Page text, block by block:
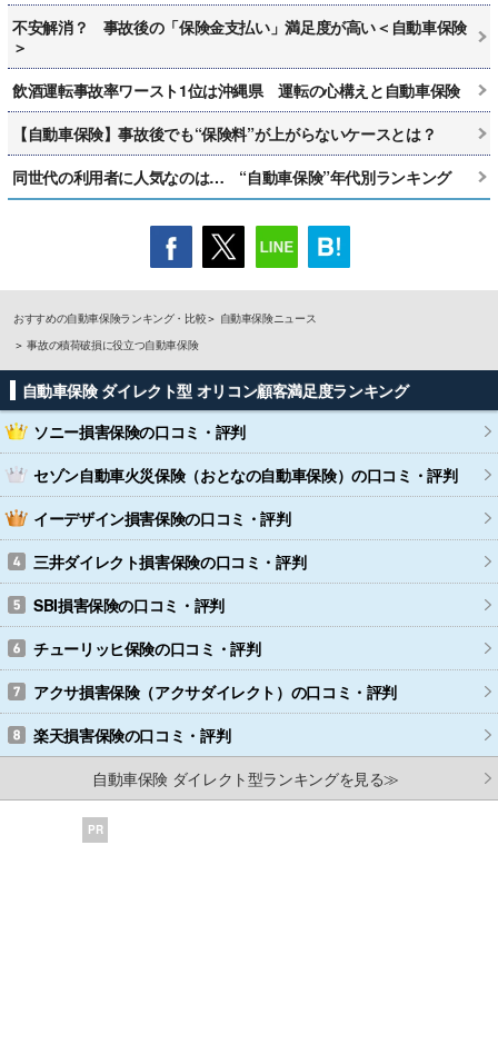
不安解消？ 事故後の「保険金支払い」満足度が高い＜自動車保険
＞
飲酒運転事故率ワースト1位は沖縄県 運転の心構えと自動車保険
【自動車保険】事故後でも“保険料”が上がらないケースとは？
同世代の利用者に人気なのは… “自動車保険”年代別ランキング
おすすめの自動車保険ランキング・比較
自動車保険ニュース
事故の積荷破損に役立つ自動車保険
自動車保険 ダイレクト型 オリコン顧客満足度ランキング
ソニー損害保険の口コミ・評判
セゾン自動車火災保険（おとなの自動車保険）の口コミ・評判
イーデザイン損害保険の口コミ・評判
三井ダイレクト損害保険の口コミ・評判
SBI損害保険の口コミ・評判
チューリッヒ保険の口コミ・評判
アクサ損害保険（アクサダイレクト） の口コミ・評判
楽天損害保険の口コミ・評判
自動車保険 ダイレクト型ランキングを見る≫
PR